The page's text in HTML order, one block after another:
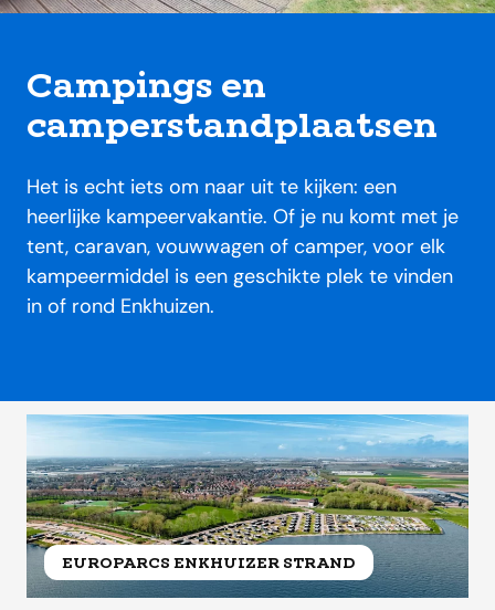
Campings en
camperstandplaatsen
Het is echt iets om naar uit te kijken: een
heerlijke kampeervakantie. Of je nu komt met je
tent, caravan, vouwwagen of camper, voor elk
kampeermiddel is een geschikte plek te vinden
in of rond Enkhuizen.
EUROPARCS ENKHUIZER STRAND